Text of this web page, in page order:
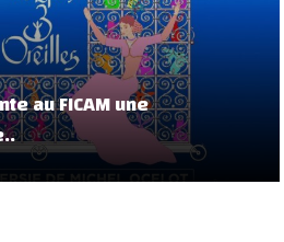
au FICAM une